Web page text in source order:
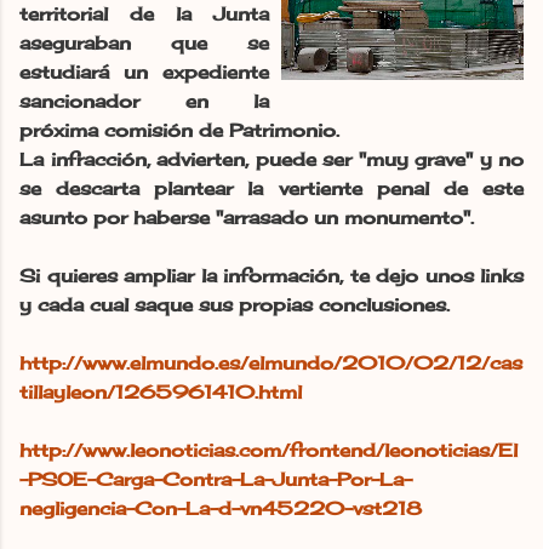
territorial de la Junta
aseguraban que se
estudiará un expediente
sancionador en la
próxima comisión de Patrimonio.
La infracción, advierten, puede ser "muy grave" y no
se descarta plantear la vertiente penal de este
asunto por haberse "arrasado un monumento".
Si quieres ampliar la información, te dejo unos links
y cada cual saque sus propias conclusiones.
http://www.elmundo.es/elmundo/2010/02/12/cas
tillayleon/1265961410.html
http://www.leonoticias.com/frontend/leonoticias/El
-PSOE-Carga-Contra-La-Junta-Por-La-
negligencia-Con-La-d-vn45220-vst218